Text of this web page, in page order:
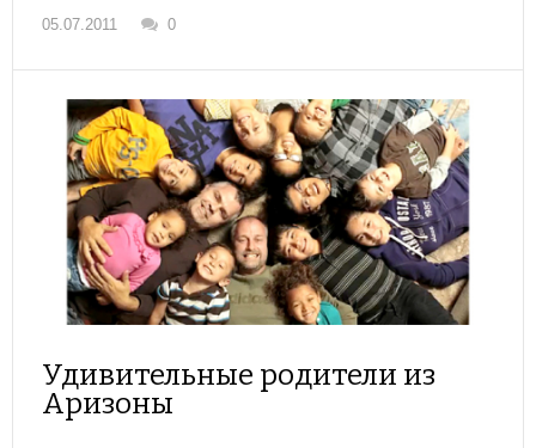
05.07.2011 0
Удивительные родители из
Аризоны